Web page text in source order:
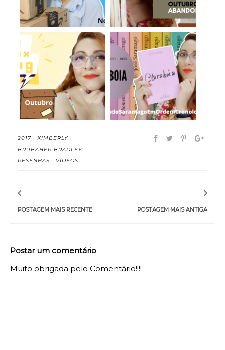
Book Haul de
Outubro de 2021
Claraboia - José
Saramago
(#LendoSa...
2017 · KIMBERLY
BRUBAHER BRADLEY ·
RESENHAS · VÍDEOS
POSTAGEM MAIS RECENTE POSTAGEM MAIS ANTIGA
Postar um comentário
Muito obrigada pelo Comentário!!!!